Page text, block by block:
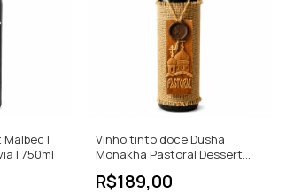
|
| 750ml
Vinho tinto doce Dusha
Monakha Pastoral Dessert
Wine
R$189,00